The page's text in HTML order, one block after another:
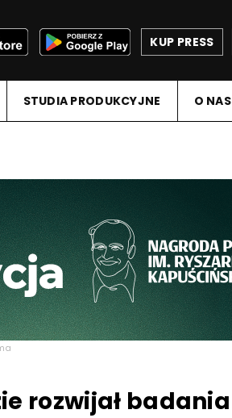
KUP PRESS
STUDIA PRODUKCYJNE O NAS
rozwijał badania